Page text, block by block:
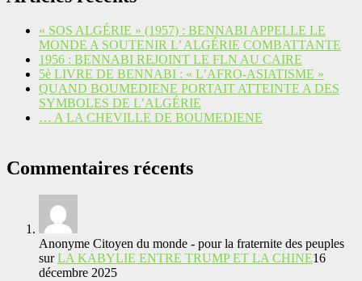
« SOS ALGÉRIE » (1957) : BENNABI APPELLE LE
MONDE A SOUTENIR L’ ALGÉRIE COMBATTANTE
1956 : BENNABI REJOINT LE FLN AU CAIRE
5è LIVRE DE BENNABI : « L’AFRO-ASIATISME »
QUAND BOUMEDIENE PORTAIT ATTEINTE A DES
SYMBOLES DE L’ALGÉRIE
… A LA CHEVILLE DE BOUMEDIENE
Commentaires récents
Anonyme Citoyen du monde - pour la fraternite des peuples
surLA KABYLIE ENTRE TRUMP ET LA CHINE16
décembre 2025